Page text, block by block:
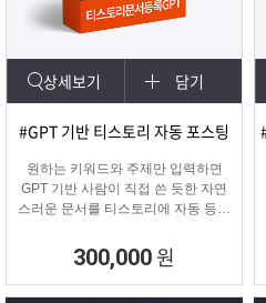
상세보기 담기
#GPT 기반 티스토리 자동 포스팅
원하는 키워드와 주제만 입력하면
GPT 기반 사람이 직접 쓴 듯한 자연
스러운 문서를 티스토리에 자동 등록
티스토리 육성용, 콘텐츠 마케터, 업
체 홍보에 적합한 마케팅 프로그램
입니다.
300,000 원